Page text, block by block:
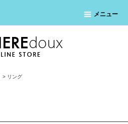
メニュー
> リング